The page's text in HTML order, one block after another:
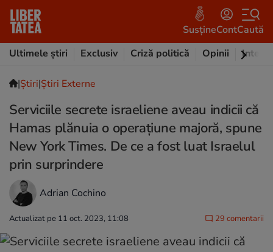
SusțineContCaută
Ultimele știri
Exclusiv Criză politică Opinii
|Ştiri|Știri Externe
Serviciile secrete israeliene aveau indicii că
Hamas plănuia o operațiune majoră, spune
New York Times. De ce a fost luat Israelul
prin surprindere
Adrian Cochino
Actualizat pe 11 oct. 2023, 11:08 29 comentarii